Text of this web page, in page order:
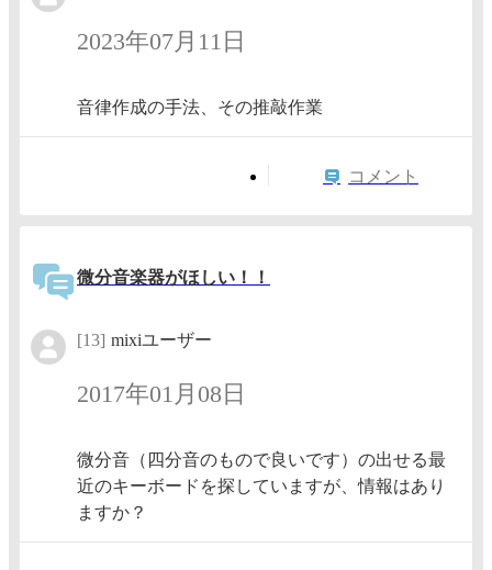
2023年07月11日
音律作成の手法、その推敲作業
コメント
微分音楽器がほしい！！
[13] mixiユーザー
2017年01月08日
微分音（四分音のもので良いです）の出せる最
近のキーボードを探していますが、情報はあり
ますか？